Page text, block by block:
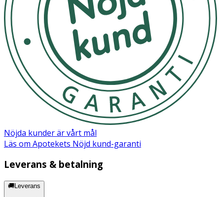
Nöjda kunder är vårt mål
Läs om Apotekets Nöjd kund-garanti
Leverans & betalning
🚚Leverans